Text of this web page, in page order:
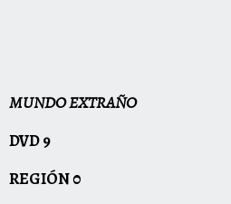
MUNDO EXTRAÑO
DVD 9
REGIÓN 0